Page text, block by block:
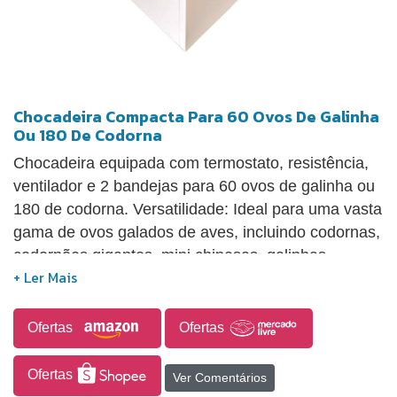
Chocadeira Compacta Para 60 Ovos De Galinha
Ou 180 De Codorna
Chocadeira equipada com termostato, resistência,
ventilador e 2 bandejas para 60 ovos de galinha ou
180 de codorna. Versatilidade: Ideal para uma vasta
gama de ovos galados de aves, incluindo codornas,
codornões gigantes, mini chinesas, galinhas
caipiras, perus, pavões, angolas, faisões, perdizes,
outras.
Ofertas Ofertas
Ofertas Ver Comentários